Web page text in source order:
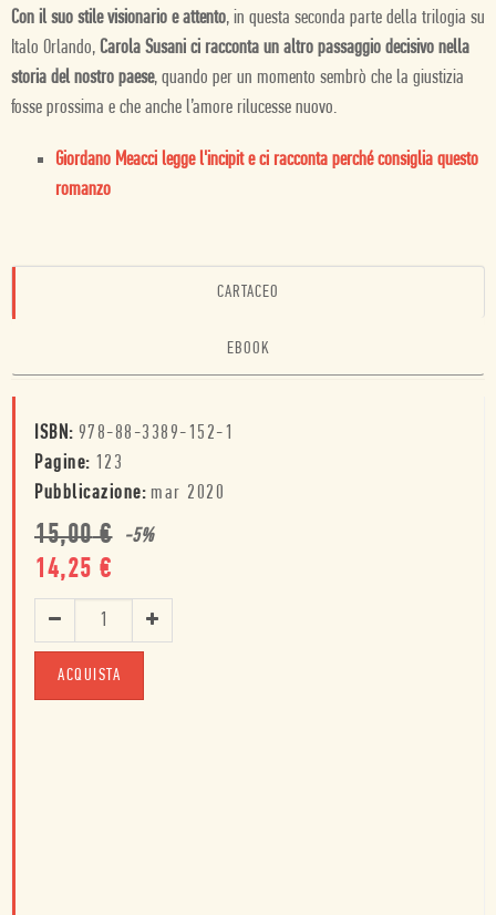
Con il suo stile visionario e attento, in questa seconda parte della trilogia su
Italo Orlando, Carola Susani ci racconta un altro passaggio decisivo nella
storia del nostro paese, quando per un momento sembrò che la giustizia
fosse prossima e che anche l’amore rilucesse nuovo.
Giordano Meacci legge l'incipit e ci racconta perché consiglia questo
romanzo
CARTACEO
EBOOK
ISBN: 978-88-3389-152-1
Pagine: 123
Pubblicazione: mar 2020
15,00€ -5%
14,25 €
ACQUISTA